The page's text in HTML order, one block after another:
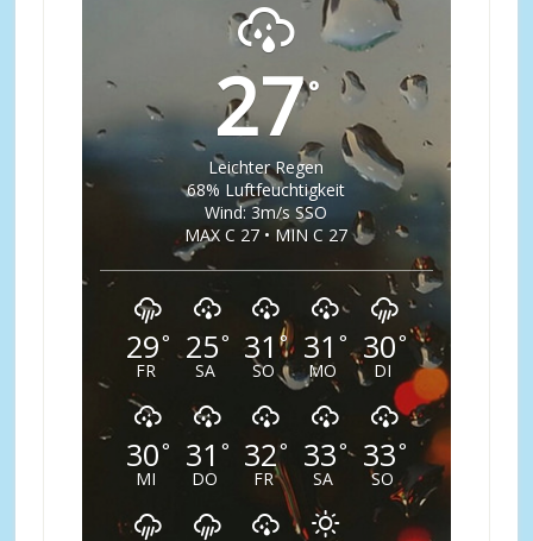
27°
Leichter Regen
68% Luftfeuchtigkeit
Wind: 3m/s SSO
MAX C 27 • MIN C 27
29°
FR
25°
SA
31 °
SO
31 °
MO
30°
DI
30°
MI
31 °
DO
32°
FR
33°
SA
33°
SO